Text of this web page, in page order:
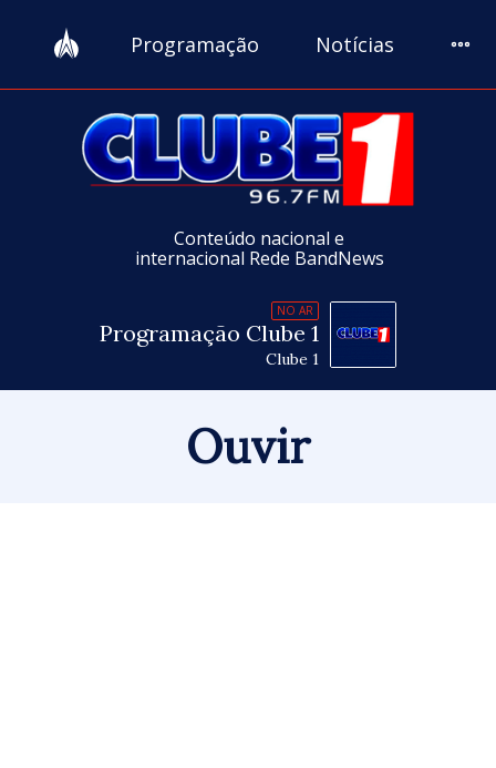
Programação Notícias
Conteúdo nacional e
internacional Rede BandNews
NO AR
Programação Clube 1
Clube 1
Ouvir